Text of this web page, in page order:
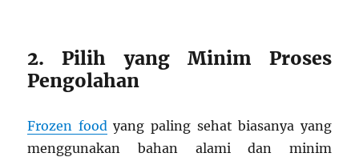
2. Pilih yang Minim Proses
Pengolahan
Frozen food yang paling sehat biasanya yang
menggunakan bahan alami dan minim